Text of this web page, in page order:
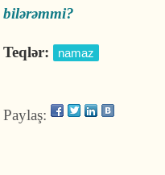
bilərəmmi?
Teqlər: namaz
Paylaş: